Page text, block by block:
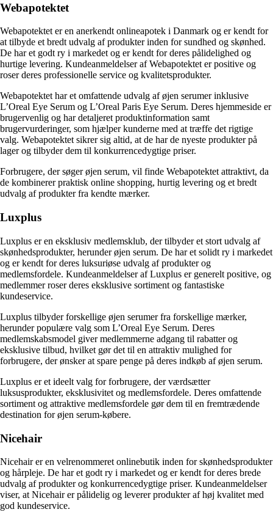
Webapotektet
Webapotektet er en anerkendt onlineapotek i Danmark og er kendt for
at tilbyde et bredt udvalg af produkter inden for sundhed og skønhed.
De har et godt ry i markedet og er kendt for deres pålidelighed og
hurtige levering. Kundeanmeldelser af Webapotektet er positive og
roser deres professionelle service og kvalitetsprodukter.
Webapotektet har et omfattende udvalg af øjen serumer inklusive
L’Oreal Eye Serum og L’Oreal Paris Eye Serum. Deres hjemmeside er
brugervenlig og har detaljeret produktinformation samt
brugervurderinger, som hjælper kunderne med at træffe det rigtige
valg. Webapotektet sikrer sig altid, at de har de nyeste produkter på
lager og tilbyder dem til konkurrencedygtige priser.
Forbrugere, der søger øjen serum, vil finde Webapotektet attraktivt, da
de kombinerer praktisk online shopping, hurtig levering og et bredt
udvalg af produkter fra kendte mærker.
Luxplus
Luxplus er en eksklusiv medlemsklub, der tilbyder et stort udvalg af
skønhedsprodukter, herunder øjen serum. De har et solidt ry i markedet
og er kendt for deres luksuriøse udvalg af produkter og
medlemsfordele. Kundeanmeldelser af Luxplus er generelt positive, og
medlemmer roser deres eksklusive sortiment og fantastiske
kundeservice.
Luxplus tilbyder forskellige øjen serumer fra forskellige mærker,
herunder populære valg som L’Oreal Eye Serum. Deres
medlemskabsmodel giver medlemmerne adgang til rabatter og
eksklusive tilbud, hvilket gør det til en attraktiv mulighed for
forbrugere, der ønsker at spare penge på deres indkøb af øjen serum.
Luxplus er et ideelt valg for forbrugere, der værdsætter
luksusprodukter, eksklusivitet og medlemsfordele. Deres omfattende
sortiment og attraktive medlemsfordele gør dem til en fremtrædende
destination for øjen serum-købere.
Nicehair
Nicehair er en velrenommeret onlinebutik inden for skønhedsprodukter
og hårpleje. De har et godt ry i markedet og er kendt for deres brede
udvalg af produkter og konkurrencedygtige priser. Kundeanmeldelser
viser, at Nicehair er pålidelig og leverer produkter af høj kvalitet med
god kundeservice.